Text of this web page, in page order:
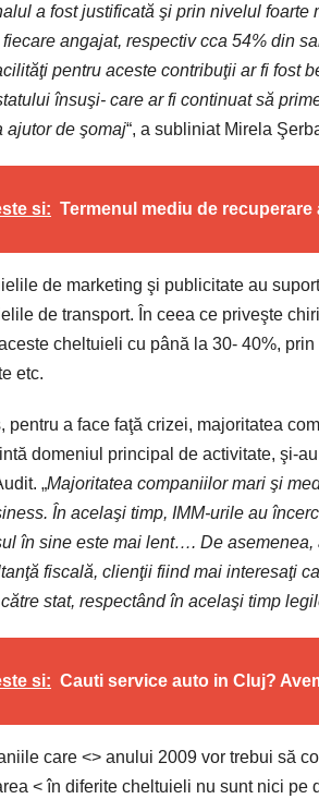
a fost justificată şi prin nivelul
angajat, respectiv cca 54% din
pentru aceste contribuţii ar fi fost
însuşi- care ar fi continuat să
ajutor de şomaj“, a subliniat Mirela
si: Termenul mediu de
de marketing şi publicitate au
de transport. În ceea ce priveşte
cheltuieli cu până la 30- 40%,
etc.
pentru a face faţă crizei, majoritatea
domeniul principal de activitate, şi-
„Majoritatea companiilor mari şi
În acelaşi timp, IMM-urile au
în sine este mai lent…. De
fiscală, clienţii fiind mai interesaţi
stat, respectând în acelaşi timp
si: Cauti service auto in Cluj?
care <> anului 2009 vor trebui să
< în diferite cheltuieli nu sunt nici pe